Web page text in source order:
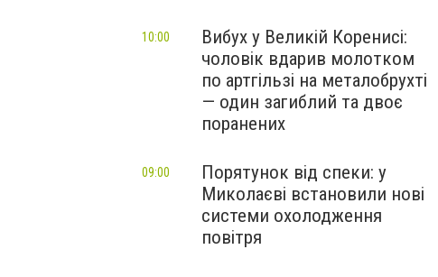
Вибух у Великій Коренисі:
чоловік вдарив молотком
по артгільзі на металобрухті
— один загиблий та двоє
поранених
10:00
Порятунок від спеки: у
Миколаєві встановили нові
системи охолодження
повітря
09:00